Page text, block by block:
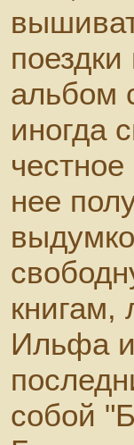
альбом
иногда
нее
книгам,
Ильфа
собой